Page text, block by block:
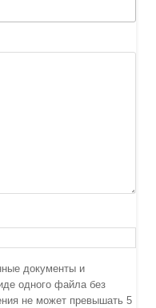
документы и
одного файла без
не может превышать 5